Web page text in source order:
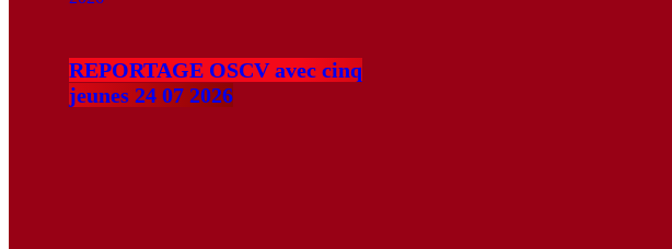
REPORTAGE OSCV avec cinq
jeunes 24 07 2026